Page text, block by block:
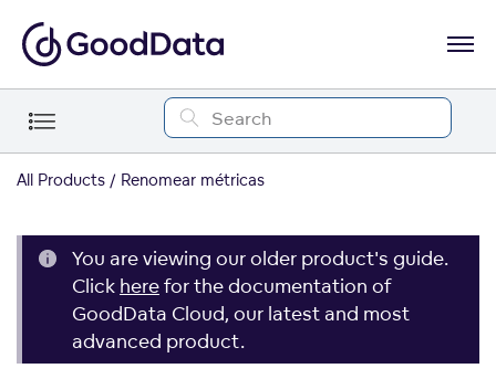
All Products Renomear métricas
You are viewing our older product's guide.
Click herefor the documentation of
GoodData Cloud, our latest and most
advanced product.